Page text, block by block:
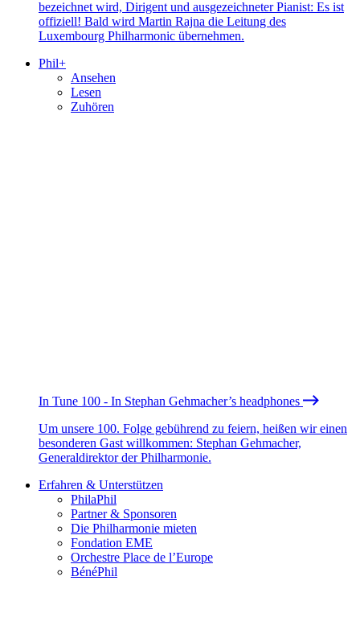
bezeichnet wird, Dirigent und ausgezeichneter Pianist: Es ist
offiziell! Bald wird Martin Rajna die Leitung des
Luxembourg Philharmonic übernehmen.
Phil+
Ansehen
Lesen
Zuhören
In Tune 100 - In Stephan Gehmacher’s headphones
Um unsere 100. Folge gebührend zu feiern, heißen wir einen
besonderen Gast willkommen: Stephan Gehmacher,
Generaldirektor der Philharmonie.
Erfahren & Unterstützen
PhilaPhil
Partner & Sponsoren
Die Philharmonie mieten
Fondation EME
Orchestre Place de l’Europe
BénéPhil